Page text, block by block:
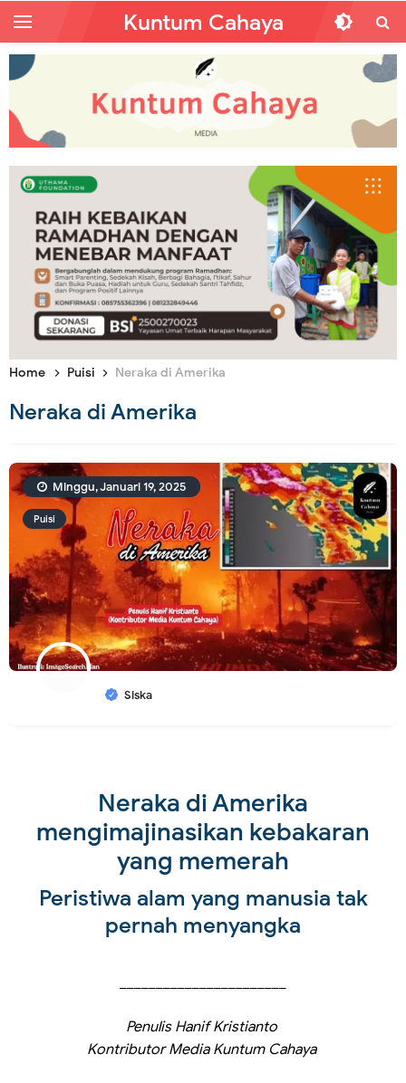
Kuntum Cahaya
Home Puisi Neraka di Amerika
Neraka di Amerika
Puisi
Siska
Minggu, Januari 19, 2025
Neraka di Amerika
mengimajinasikan kebakaran
yang memerah
Peristiwa alam yang manusia tak
pernah menyangka
Penulis Hanif Kristianto
Kontributor Media Kuntum Cahaya